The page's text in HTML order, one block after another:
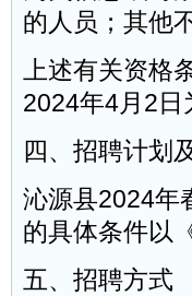
的人员；其他
上述有关资格
2024年4月2日
四、招聘计划
沁源县2024年
的具体条件以
五、招聘方式